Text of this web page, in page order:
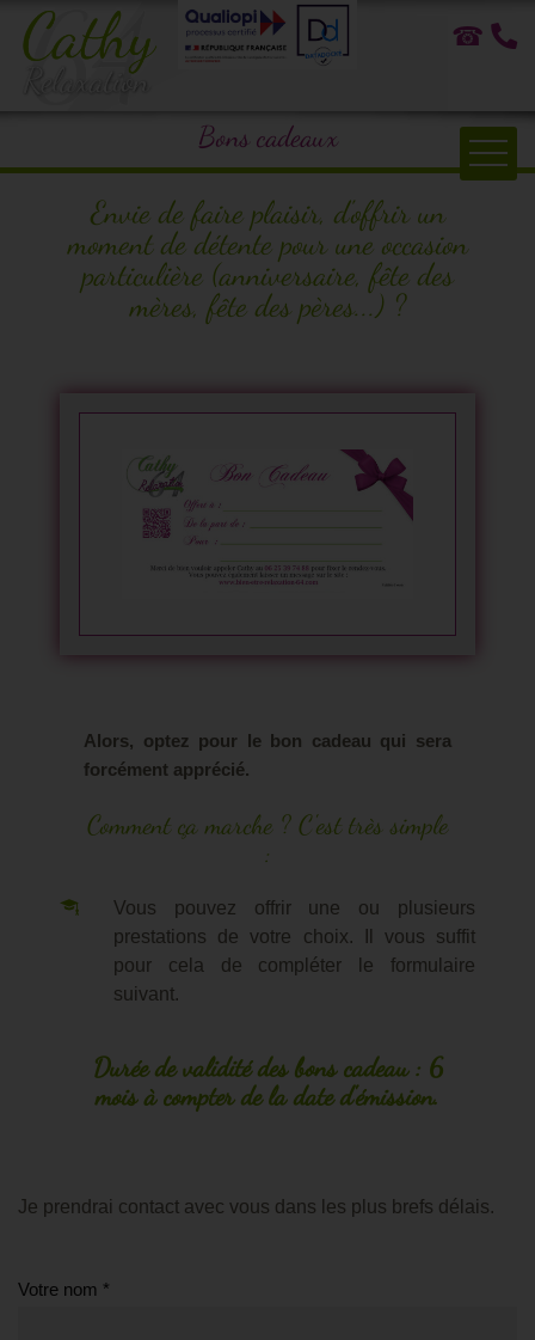
☎
Accueil
Bien-être à domicile
Bien-être en entreprise
Témoignages
Bons cadeaux
Envie de faire plaisir, d'offrir un
moment de détente pour une occasion
particulière (anniversaire, fête des
mères, fête des pères...) ?
Alors, optez pour le bon cadeau qui sera
forcément apprécié.
Comment ça marche ? C'est très simple
:
Vous pouvez offrir une ou plusieurs
prestations de votre choix. Il vous suffit
pour cela de compléter le formulaire
suivant.
Durée de validité des bons cadeau : 6
mois à compter de la date d'émission.
Je prendrai contact avec vous dans les plus brefs délais.
Votre nom *